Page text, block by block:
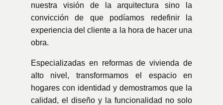
nuestra visión de la arquitectura sino la
convicción de que podíamos redefinir la
experiencia del cliente a la hora de hacer una
obra.
Especializadas en reformas de vivienda de
alto nivel, transformamos el espacio en
hogares con identidad y demostramos que la
calidad, el diseño y la funcionalidad no solo